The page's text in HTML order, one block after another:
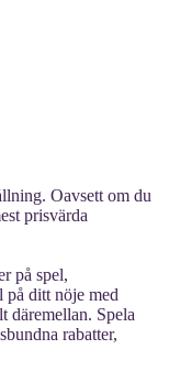
Oavsett om du
prisvärda
på spel,
på ditt nöje med
däremellan. Spela
rabatter,